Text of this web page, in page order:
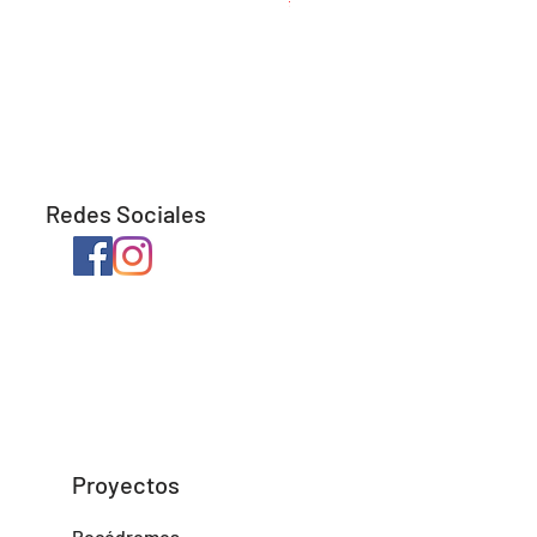
Redes Sociales
Proyectos